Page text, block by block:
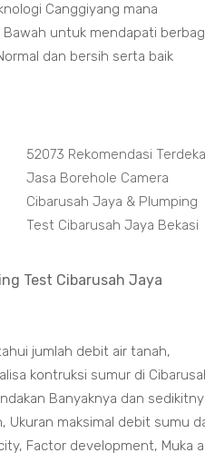
Canggiyang mana
untuk mendapati
dan bersih serta baik
52073 Rekomendasi
Jasa Borehole Camera
Cibarusah Jaya & Plumping
Test Cibarusah Jaya Bekasi
Test Cibarusah Jaya
jumlah debit air tanah,
kontruksi sumur di
Banyaknya dan
Ukuran maksimal debit sumu
Factor development, Muka